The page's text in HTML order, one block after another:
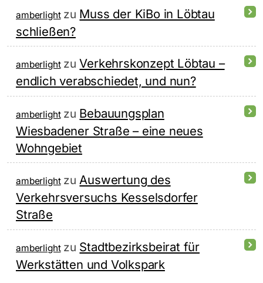
amberlightzu Muss der KiBo in Löbtau
schließen?
amberlightzuVerkehrskonzept Löbtau –
endlich verabschiedet, und nun?
amberlightzu Bebauungsplan
Wiesbadener Straße – eine neues
Wohngebiet
amberlightzuAuswertung des
Verkehrsversuchs Kesselsdorfer
Straße
amberlightzu Stadtbezirksbeirat für
Werkstätten und Volkspark